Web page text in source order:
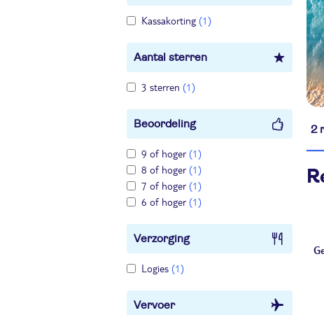
Kassakorting (1)
Aantal sterren
3 sterren (1)
Beoordeling
9 of hoger(1)
8 of hoger(1)
7 of hoger(1)
6 of hoger(1)
Verzorging
Logies (1)
Vervoer
2